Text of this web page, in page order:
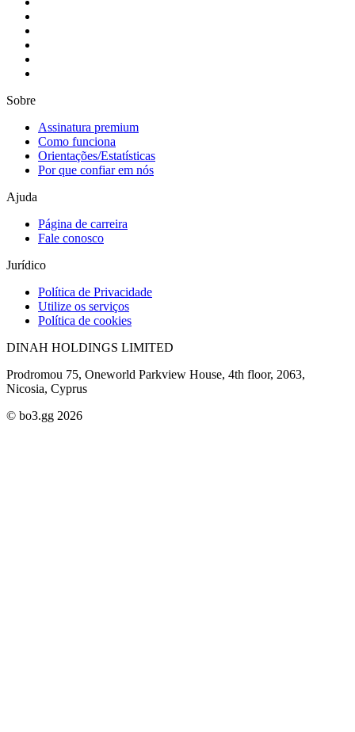
Sobre
Assinatura premium
Como funciona
Orientações/Estatísticas
Por que confiar em nós
Ajuda
Página de carreira
Fale conosco
Jurídico
Política de Privacidade
Utilize os serviços
Política de cookies
DINAH HOLDINGS LIMITED
Prodromou 75, Oneworld Parkview House, 4th floor, 2063,
Nicosia, Cyprus
© bo3.gg 2026